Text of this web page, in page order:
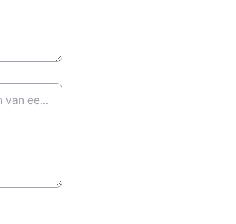
Hier kunt u info kwijt die voor ons van belang kan zijn bij het prikken van een datum